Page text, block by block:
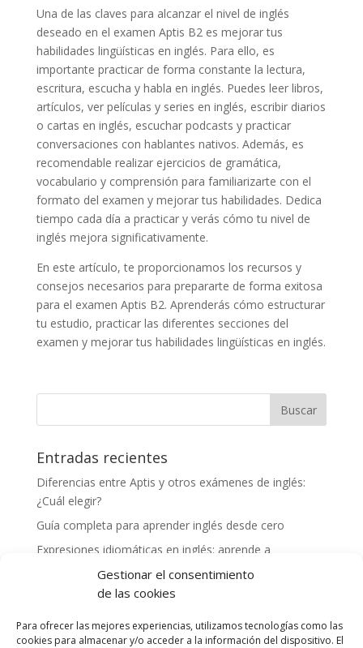
Gestionar el consentimiento
de las cookies
Para ofrecer las mejores experiencias, utilizamos tecnologías como las
cookies para almacenar y/o acceder a la información del dispositivo. El
Una de las claves para alcanzar el nivel de inglés
deseado en el examen Aptis B2 es mejorar tus
habilidades lingüísticas en inglés. Para ello, es
importante practicar de forma constante la lectura,
escritura, escucha y habla en inglés. Puedes leer libros,
artículos, ver películas y series en inglés, escribir diarios
o cartas en inglés, escuchar podcasts y practicar
conversaciones con hablantes nativos. Además, es
recomendable realizar ejercicios de gramática,
vocabulario y comprensión para familiarizarte con el
formato del examen y mejorar tus habilidades. Dedica
tiempo cada día a practicar y verás cómo tu nivel de
inglés mejora significativamente.
En este artículo, te proporcionamos los recursos y
consejos necesarios para prepararte de forma exitosa
para el examen Aptis B2. Aprenderás cómo estructurar
tu estudio, practicar las diferentes secciones del
examen y mejorar tus habilidades lingüísticas en inglés.
Entradas recientes
Diferencias entre Aptis y otros exámenes de inglés:
¿Cuál elegir?
Guía completa para aprender inglés desde cero
Expresiones idiomáticas en inglés: aprende a
comunicarte como un nativo
Cómo mejorar tu vocabulario en inglés: consejos y
Experiencias exitosas de profesores preparando a